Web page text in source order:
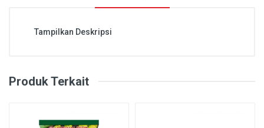
Tampilkan Deskripsi
Produk Terkait